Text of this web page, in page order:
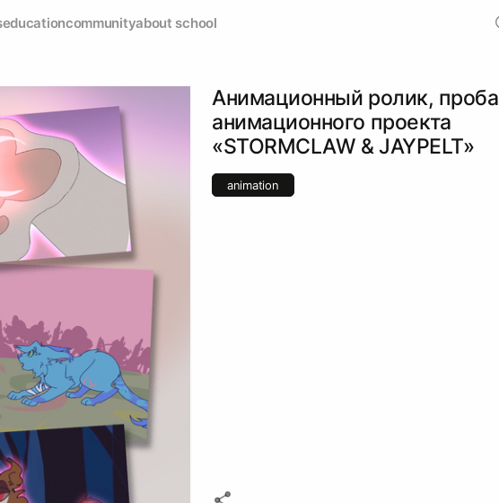
educationcommunityabout school
Анимационный ролик, проба
анимационного проекта
«STORMCLAW & JAYPELT»
animation